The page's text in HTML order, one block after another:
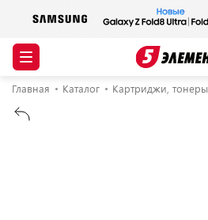
Главная Каталог Картриджи, тонеры